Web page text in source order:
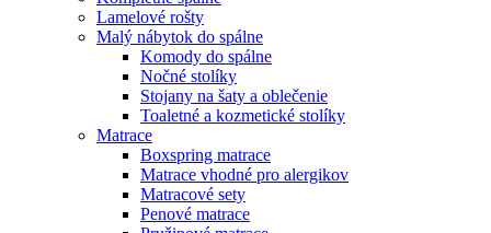
Lamelové rošty
Malý nábytok do spálne
Komody do spálne
Nočné stolíky
Stojany na šaty a oblečenie
Toaletné a kozmetické stolíky
Matrace
Boxspring matrace
Matrace vhodné pro alergikov
Matracové sety
Penové matrace